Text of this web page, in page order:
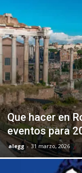
Que hacer en
eventos para
alegg - 31 marzo, 2026